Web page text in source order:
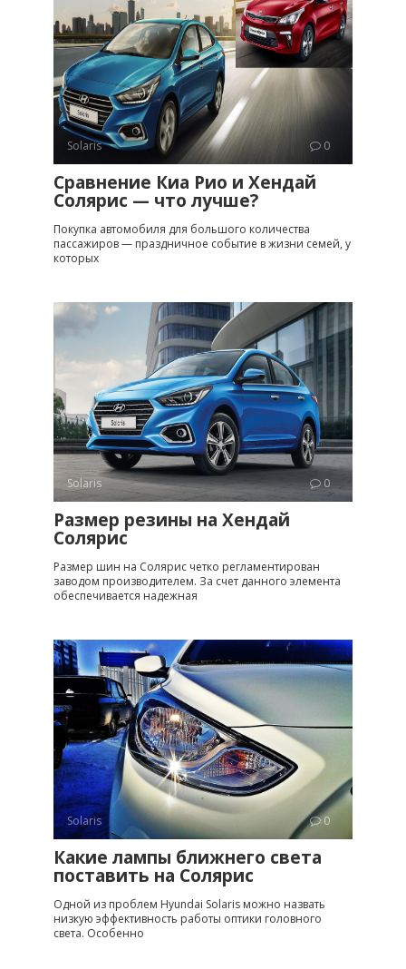
Solaris 0
Сравнение Киа Рио и Хендай
Солярис — что лучше?
Покупка автомобиля для большого количества
пассажиров — праздничное событие в жизни семей, у
которых
Solaris 0
Размер резины на Хендай
Солярис
Размер шин на Солярис четко регламентирован
заводом производителем. За счет данного элемента
обеспечивается надежная
Solaris 0
Какие лампы ближнего света
поставить на Солярис
Одной из проблем Hyundai Solaris можно назвать
низкую эффективность работы оптики головного
света. Особенно